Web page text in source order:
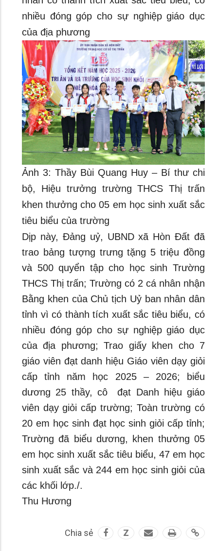
nhiều đóng góp cho sự nghiệp giáo dục
của địa phương
Ảnh 3: Thầy Bùi Quang Huy – Bí thư chi
bộ, Hiệu trưởng trường THCS Thị trấn
khen thưởng cho 05 em học sinh xuất sắc
tiêu biểu của trường
Dịp này, Đảng uỷ, UBND xã Hòn Đất đã
trao bảng tượng trưng tặng 5 triệu đồng
và 500 quyển tập cho học sinh Trường
THCS Thị trấn; Trường có 2 cá nhân nhận
Bằng khen của Chủ tịch Uỷ ban nhân dân
tỉnh vì có thành tích xuất sắc tiêu biểu, có
nhiều đóng góp cho sự nghiệp giáo dục
của địa phương; Trao giấy khen cho 7
giáo viên đạt danh hiệu Giáo viên dạy giỏi
cấp tỉnh năm học 2025 – 2026; biểu
dương 25 thầy, cô đạt Danh hiệu giáo
viên dạy giỏi cấp trường; Toàn trường có
20 em học sinh đạt học sinh giỏi cấp tỉnh;
Trường đã biểu dương, khen thưởng 05
em học sinh xuất sắc tiêu biểu, 47 em học
sinh xuất sắc và 244 em học sinh giỏi của
các khối lớp./.
Thu Hương
Chia sẻ Z